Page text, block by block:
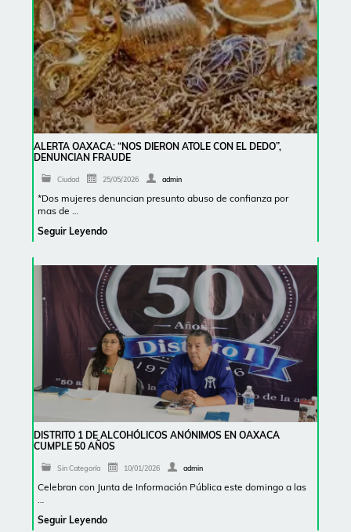
ALERTA OAXACA: “NOS DIERON ATOLE CON EL DEDO”,
DENUNCIAN FRAUDE
Ciudad 25/05/2026 admin
*Dos mujeres denuncian presunto abuso de confianza por
mas de …
Seguir Leyendo
DISTRITO 1 DE ALCOHÓLICOS ANÓNIMOS EN OAXACA
CUMPLE 50 AÑOS
Sin Categoría 10/01/2026 admin
Celebran con Junta de Información Pública este domingo a las
…
Seguir Leyendo